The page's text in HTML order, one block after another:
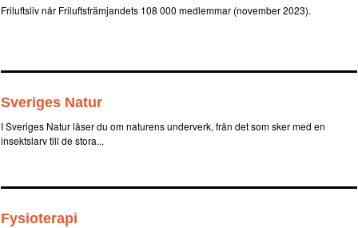
Friluftsliv når Friluftsfrämjandets 108 000 medlemmar (november 2023).
Sveriges Natur
I Sveriges Natur läser du om naturens underverk, från det som sker med en
insektslarv till de stora...
Fysioterapi